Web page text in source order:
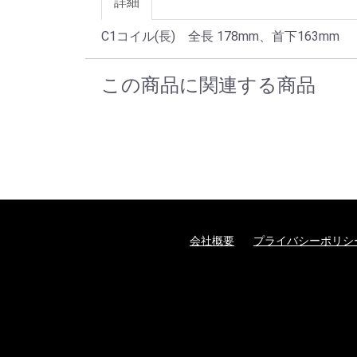
C1コイル(長) 全長 178mm、首下163mm
この商品に関連する商品
会社概要 プライバシーポリシ